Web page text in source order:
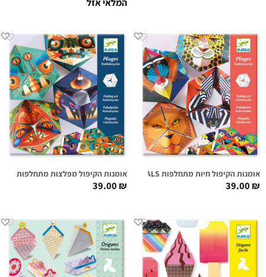
אומנות הקיפול חיות מתחלפות FLEXANIMALS
39.00₪
אומנות הקיפול מפלצות מתחלפות FLEXMONSTERS
39.00₪